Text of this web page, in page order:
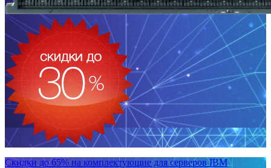
Скидки до 65% на комплектующие для серверов IBM